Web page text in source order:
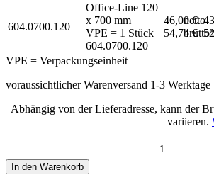
604.0700.120
Office-Line 120
x 700 mm
VPE = 1 Stück
604.0700.120
46,00 €
netto
54,74 €
brutto*
VPE = Verpackungseinheit
voraussichtlicher Warenversand 1-3 Werktage
Abhängig von der Lieferadresse, kann der
variieren.
In den Warenkorb